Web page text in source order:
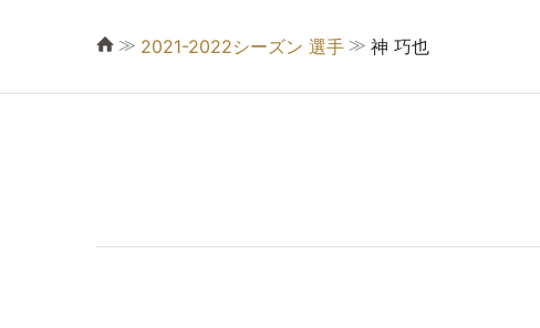
≫ 2021-2022シーズン 選手 ≫ 神 巧也